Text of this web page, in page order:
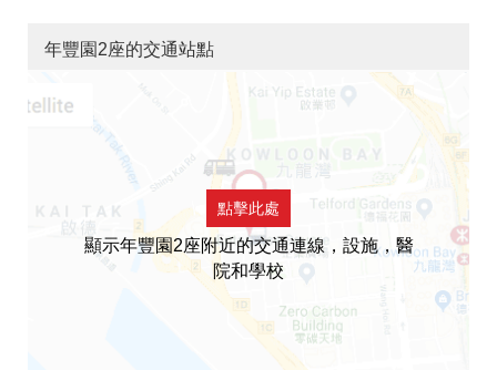
年豐園2座的交通站點
點擊此處
顯示年豐園2座附近的交通連線，設施，醫
院和學校